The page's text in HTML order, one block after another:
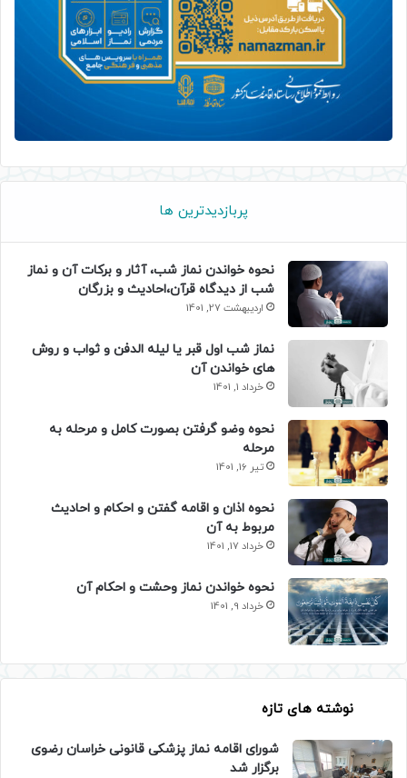
پربازدیدترین ها
نحوه خواندن نماز شب، آثار و برکات آن و نماز
شب از دیدگاه قرآن،احادیث و بزرگان
اردیبهشت 27, 1401
نماز شب اول قبر یا لیله الدفن و ثواب و روش
های خواندن آن
خرداد 1, 1401
نحوه وضو گرفتن بصورت کامل و مرحله به
مرحله
تیر 16, 1401
نحوه اذان و اقامه گفتن و احکام و احادیث
مربوط به آن
خرداد 17, 1401
نحوه خواندن نماز وحشت و احکام آن
خرداد 9, 1401
نوشته های تازه
شورای اقامه نماز پزشکی قانونی خراسان رضوی
برگزار شد